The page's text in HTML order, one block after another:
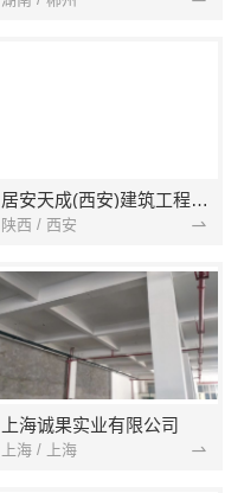
居安天成(西安)建筑工程有限责任公司
陕西 / 西安
上海诚果实业有限公司
上海 / 上海